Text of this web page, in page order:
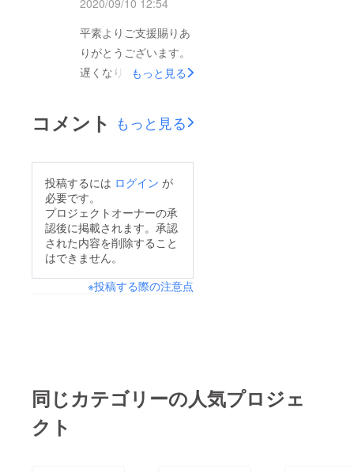
でお体にお気をつけく
ださいませ。お会いで
きる日を楽しみにして
同『天ぷら ころも
second season』文京
島三田ビル１階℡
03-5826-8606定休
日：月曜日を予定 ※
お正月の営業も検討し
ております。
2020/09/10 12:54
平素よりご支援賜りあ
りがとうございます。
遅くなりましたが移転
たので報告をさせて頂
きます。１５坪程の小
神入り口付近の住所は
湯島2-33-6湯島駅から
は坂を少々上る形でご
足労お掛けし申し訳ご
件をこれから手直しし
ン品の有効期限はオー
プン月から６ヶ月に変
もっと見る
コメント もっと見る
投稿するには ログイン が
必要です。
プロジェクトオーナーの承
認後に掲載されます。承認
された内容を削除すること
はできません。
※投稿する際の注意点
同じカテゴリーの人気プロジェ
クト